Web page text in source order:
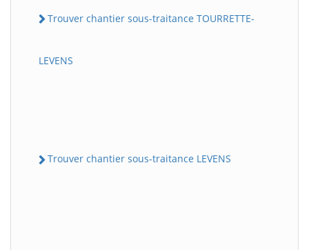
Trouver chantier sous-traitance TOURRETTE-
LEVENS
Trouver chantier sous-traitance LEVENS